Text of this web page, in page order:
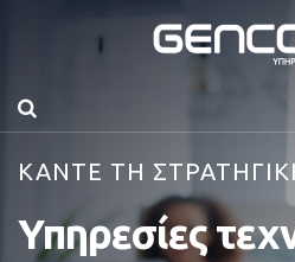
ΚΑΝΤΕ ΤΗ
Υπηρεσίες